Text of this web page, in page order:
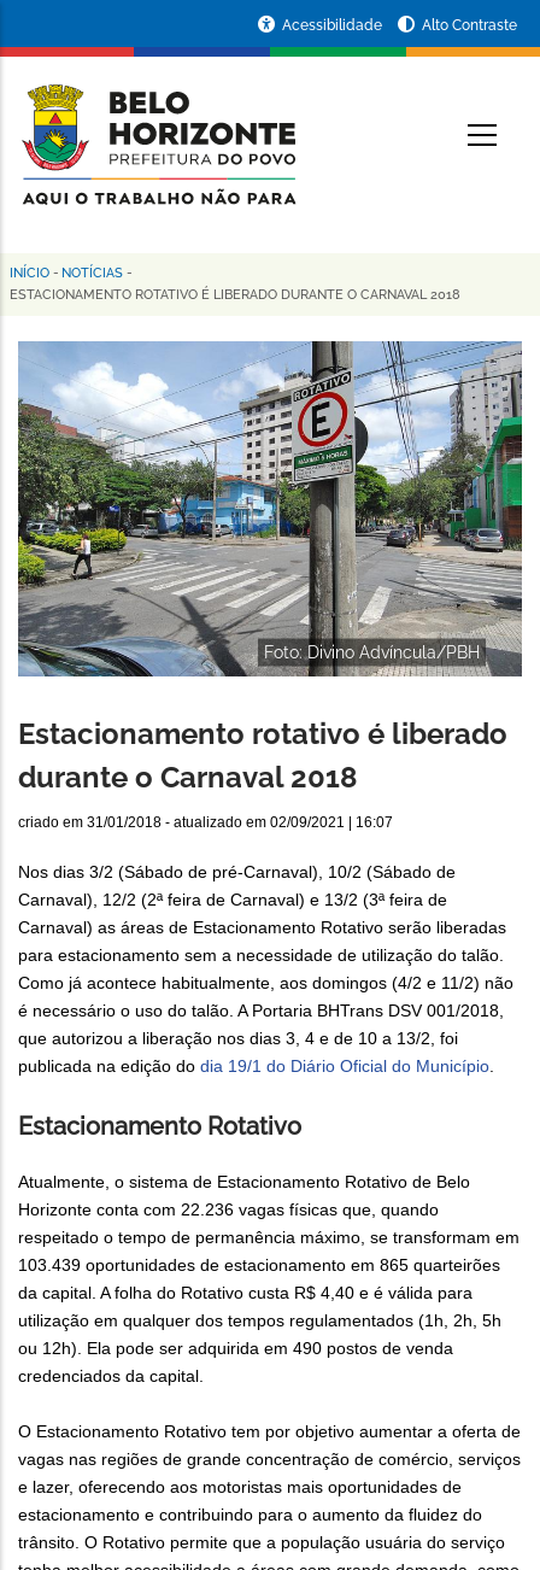
conteúdo
principal
da
Prefeitura
de
Horizonte
Acessibilidade Alto Contraste
Trilha
navegação
INÍCIO - NOTÍCIAS -
ESTACIONAMENTO ROTATIVO É LIBERADO DURANTE O CARNAVAL 2018
Foto: Divino Advíncula/PBH
Estacionamento rotativo é liberado
durante o Carnaval 2018
criado em 31/01/2018 - atualizado em 02/09/2021 | 16:07
Nos dias 3/2 (Sábado de pré-Carnaval), 10/2 (Sábado de
Carnaval), 12/2 (2ª feira de Carnaval) e 13/2 (3ª feira de
Carnaval) as áreas de Estacionamento Rotativo serão liberadas
para estacionamento sem a necessidade de utilização do talão.
Como já acontece habitualmente, aos domingos (4/2 e 11/2) não
é necessário o uso do talão. A Portaria BHTrans DSV 001/2018,
que autorizou a liberação nos dias 3, 4 e de 10 a 13/2, foi
publicada na edição do dia 19/1 do Diário Oficial do Município.
Estacionamento Rotativo
Atualmente, o sistema de Estacionamento Rotativo de Belo
Horizonte conta com 22.236 vagas físicas que, quando
respeitado o tempo de permanência máximo, se transformam em
103.439 oportunidades de estacionamento em 865 quarteirões
da capital. A folha do Rotativo custa R$ 4,40 e é válida para
utilização em qualquer dos tempos regulamentados (1h, 2h, 5h
ou 12h). Ela pode ser adquirida em 490 postos de venda
credenciados da capital.
O Estacionamento Rotativo tem por objetivo aumentar a oferta de
vagas nas regiões de grande concentração de comércio, serviços
e lazer, oferecendo aos motoristas mais oportunidades de
estacionamento e contribuindo para o aumento da fluidez do
trânsito. O Rotativo permite que a população usuária do serviço